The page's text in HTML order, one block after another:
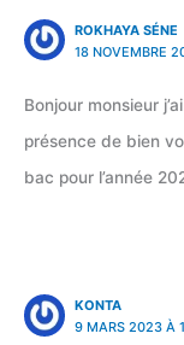
ROKHAYA SÉNE
18 NOVEMBRE
Bonjour monsieur
présence de bien
bac pour l’année
KONTA
9 MARS 2023 À